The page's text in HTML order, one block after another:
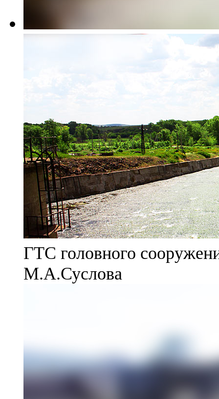
ГТС головного
М.А.Суслова